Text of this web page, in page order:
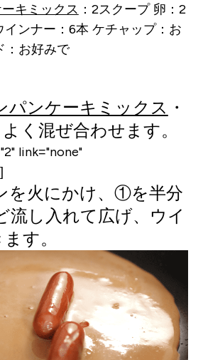
キミックス ：2スクープ卵：2
ンナー：6本 ケチャップ：お
お好みで
パンケーキミックス ・
く混ぜ合わせます。
link="none"
を火にかけ、①を半分
流し入れて広げ、ウイ
す。